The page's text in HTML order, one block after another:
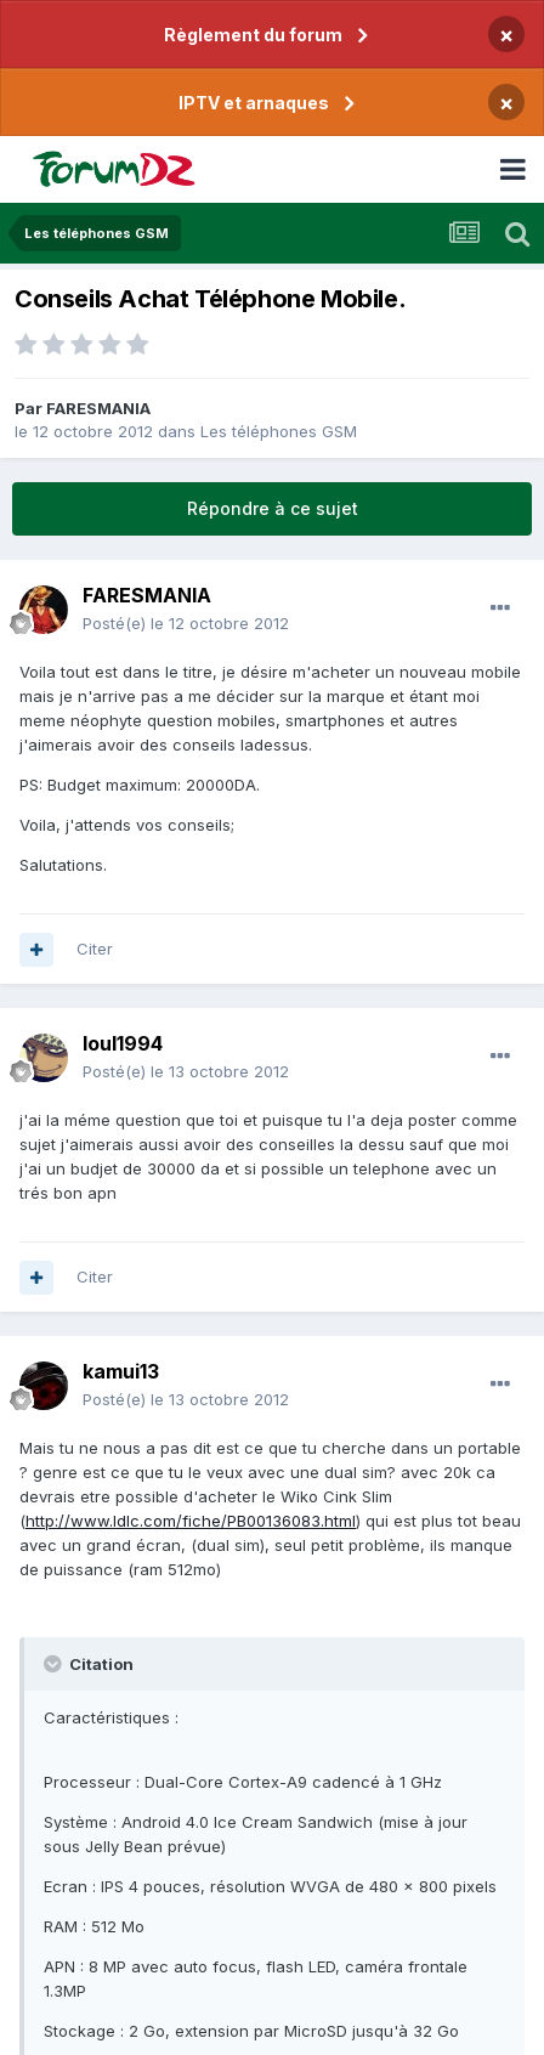
Règlement du forum ×
IPTV et arnaques ×
Les téléphones GSM
Conseils Achat Téléphone Mobile.
Par FARESMANIA
le 12 octobre 2012 dans Les téléphones GSM
Répondre à ce sujet
FARESMANIA
Posté(e) le 12 octobre 2012
Voila tout est dans le titre, je désire m'acheter un nouveau mobile
mais je n'arrive pas a me décider sur la marque et étant moi
meme néophyte question mobiles, smartphones et autres
j'aimerais avoir des conseils ladessus.
PS: Budget maximum: 20000DA.
Voila, j'attends vos conseils;
Salutations.
Citer
loul1994
Posté(e) le 13 octobre 2012
j'ai la méme question que toi et puisque tu l'a deja poster comme
sujet j'aimerais aussi avoir des conseilles la dessu sauf que moi
j'ai un budjet de 30000 da et si possible un telephone avec un
trés bon apn
Citer
kamui13
Posté(e) le 13 octobre 2012
Mais tu ne nous a pas dit est ce que tu cherche dans un portable
? genre est ce que tu le veux avec une dual sim? avec 20k ca
devrais etre possible d'acheter le Wiko Cink Slim
(http://www.ldlc.com/fiche/PB00136083.html) qui est plus tot beau
avec un grand écran, (dual sim), seul petit problème, ils manque
de puissance (ram 512mo)
Citation
Caractéristiques :
Processeur : Dual-Core Cortex-A9 cadencé à 1 GHz
Système : Android 4.0 Ice Cream Sandwich (mise à jour
sous Jelly Bean prévue)
Ecran : IPS 4 pouces, résolution WVGA de 480 x 800 pixels
RAM : 512 Mo
APN : 8 MP avec auto focus, flash LED, caméra frontale
1.3MP
Stockage : 2 Go, extension par MicroSD jusqu'à 32 Go